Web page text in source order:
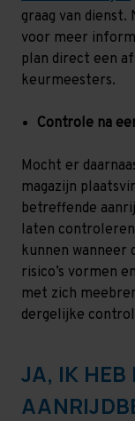
graag van
voor meer
plan direct een
keurmeesters.
Controle na
Mocht er
magazijn
betreffende
laten
kunnen wanneer
risico’s vormen
met zich
dergelijke
JA, IK HEB